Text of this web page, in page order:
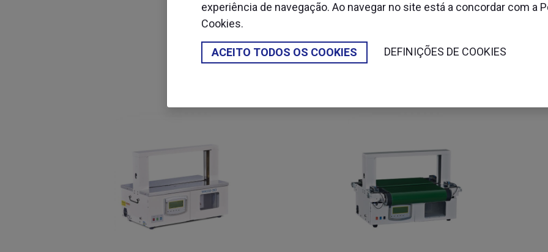
BANDING
experiência de navegação. Ao navegar no site está a concordar com a
Cookies.
ACEITO TODOS OS COOKIES DEFINIÇÕES DE COOKIES